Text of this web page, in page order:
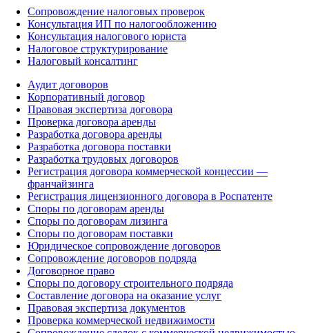
Сопровождение налоговых проверок
Консультация ИП по налогообложению
Консультация налогового юриста
Налоговое структурирование
Налоговый консалтинг
Аудит договоров
Корпоративный договор
Правовая экспертиза договора
Проверка договора аренды
Разработка договора аренды
Разработка договора поставки
Разработка трудовых договоров
Регистрация договора коммерческой концессии —
франчайзинга
Регистрация лицензионного договора в Роспатенте
Споры по договорам аренды
Споры по договорам лизинга
Споры по договорам поставки
Юридическое сопровождение договоров
Сопровождение договоров подряда
Договорное право
Споры по договору строительного подряда
Составление договора на оказание услуг
Правовая экспертиза документов
Проверка коммерческой недвижимости